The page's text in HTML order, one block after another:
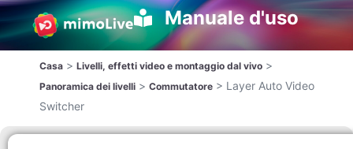
Manuale d'uso
Casa > Livelli, effetti video e montaggio dal vivo >
Panoramica dei livelli > Commutatore > Layer Auto Video
Switcher